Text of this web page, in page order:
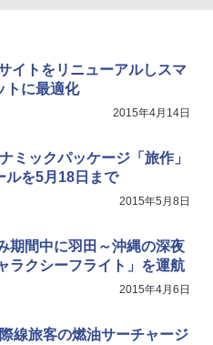
イトをリニューアルしスマ
トに最適化
2015年4月14日
ミックパッケージ「旅作」
ルを5月18日まで
2015年5月8日
期間中に羽田～沖縄の深夜
ラクシーフライト」を運航
2015年4月6日
線旅客の燃油サーチャージ